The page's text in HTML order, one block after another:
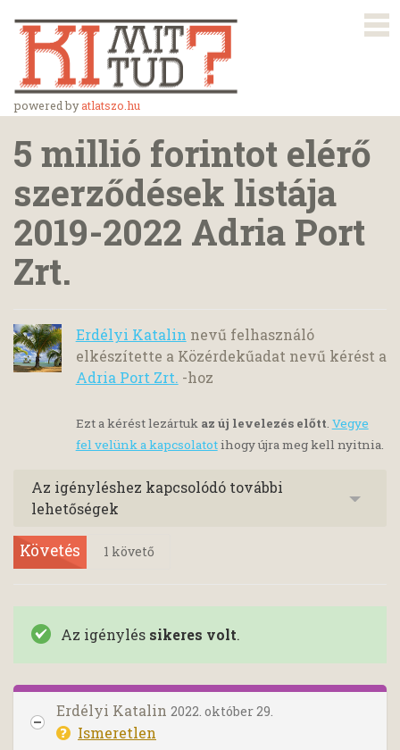
powered byatlatszo.hu
5 millió forintot elérő
szerződések listája
2019-2022 Adria Port
Zrt.
Erdélyi Katalin nevű felhasználó
elkészítette a Közérdekűadat nevű kérést a
Adria Port Zrt. -hoz
Ezt a kérést lezártuk az új levelezés előtt. Vegye
fel velünk a kapcsolatotihogy újra meg kell nyitnia.
Az igényléshez kapcsolódó további
lehetőségek
Követés 1 követő
Az igénylés sikeres volt.
Erdélyi Katalin 2022. október 29.
Ismeretlen